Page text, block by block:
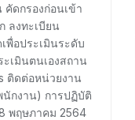
ดกรองก่อนเข้า
ลงทะเบียน
พื่อประเมินระดับ
เมินตนเองสถาน
ติดต่อหน่วยงาน
นักงาน) การปฏิบัติ
พฤษภาคม 2564